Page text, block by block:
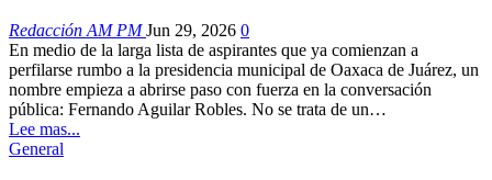
Redacción AM PMJun 29, 2026 0
En medio de la larga lista de aspirantes que ya comienzan a
perfilarse rumbo a la presidencia municipal de Oaxaca de Juárez, un
nombre empieza a abrirse paso con fuerza en la conversación
pública: Fernando Aguilar Robles. No se trata de un…
Lee mas...
General